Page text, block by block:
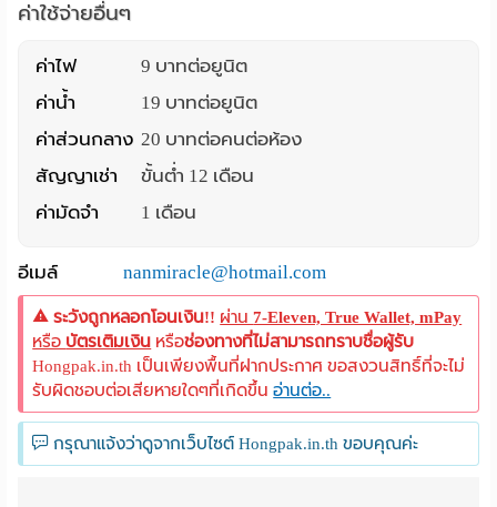
ประกาศ
Language
ค่าใช้จ่ายอื่นๆ
ค่าไฟ
9 บาทต่อยูนิต
ค่าน้ำ
19 บาทต่อยูนิต
ค่าส่วนกลาง 20 บาทต่อคนต่อห้อง
สัญญาเช่า
ขั้นต่ำ 12 เดือน
ค่ามัดจำ
1 เดือน
อีเมล์ nanmiracle@hotmail.com
ระวังถูกหลอกโอนเงิน!! ผ่าน7-Eleven, True Wallet, mPay
หรือ บัตรเติมเงิน หรือช่องทางที่ไม่สามารถทราบชื่อผู้รับ
Hongpak.in.th เป็นเพียงพื้นที่ฝากประกาศ ขอสงวนสิทธิ์ที่จะไม่
รับผิดชอบต่อเสียหายใดๆที่เกิดขึ้นอ่านต่อ..
กรุณาแจ้งว่าดูจากเว็บไซต์ Hongpak.in.th ขอบคุณค่ะ